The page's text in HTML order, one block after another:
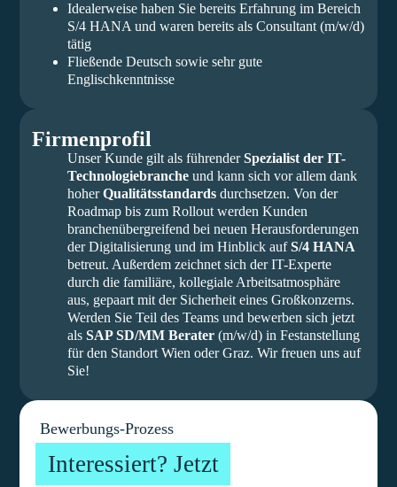
Idealerweise haben Sie bereits Erfahrung im Bereich
S/4 HANA und waren bereits als Consultant (m/w/d)
tätig
Fließende Deutsch sowie sehr gute
Englischkenntnisse
Firmenprofil
Unser Kunde gilt als führenderSpezialist der IT-
Technologiebranche und kann sich vor allem dank
hoherQualitätsstandards durchsetzen. Von der
Roadmap bis zum Rollout werden Kunden
branchenübergreifend bei neuen Herausforderungen
der Digitalisierung und im Hinblick aufS/4 HANA
betreut. Außerdem zeichnet sich der IT-Experte
durch die familiäre, kollegiale Arbeitsatmosphäre
aus, gepaart mit der Sicherheit eines Großkonzerns.
Werden Sie Teil des Teams und bewerben sich jetzt
als SAP SD/MM Berater (m/w/d) in Festanstellung
für den Standort Wien oder Graz. Wir freuen uns auf
Sie!
Bewerbungs-Prozess
Interessiert? Jetzt